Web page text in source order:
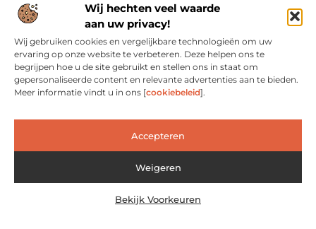
Wij hechten veel waarde
aan uw privacy!
Wij gebruiken cookies en vergelijkbare technologieën om uw
ervaring op onze website te verbeteren. Deze helpen ons te
begrijpen hoe u de site gebruikt en stellen ons in staat om
gepersonaliseerde content en relevante advertenties aan te bieden.
Meer informatie vindt u in ons [cookiebeleid].
Accepteren
Weigeren
Bekijk Voorkeuren
Over Cn-flex
Cn-flex.nl – Altijd in beweging – verhalen voor elke dag.
Ontdek inspirerende blogs en artikelen die het dagelijks leven
in al zijn facetten belichten.
Bericht categorie
@2025 www.cn-flex.nl. All Right Reserved.